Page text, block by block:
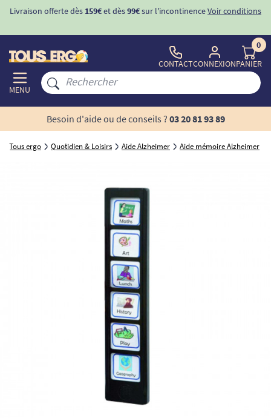
Livraison offerte dès 159€et dès99€sur l'incontinenceVoir conditions
MENU
CONTACTCONNEXION
0
PANIER
Besoin d'aide ou de conseils ? 03 20 81 93 89
Tous ergo Quotidien & Loisirs Aide Alzheimer Aide mémoire Alzheimer